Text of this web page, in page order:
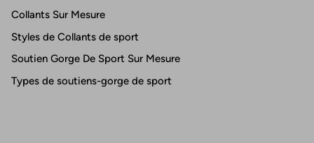
Collants Sur Mesure
Styles de Collants de sport
Soutien Gorge De Sport Sur Mesure
Types de soutiens-gorge de sport